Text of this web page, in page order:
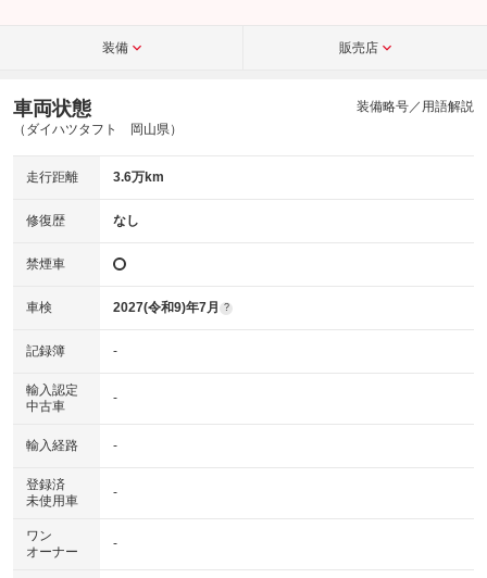
装備 販売店
車両状態
（ダイハツタフト 岡山県）
装備略号／用語解説
走行距離 3.6万km
修復歴 なし
禁煙車
車検 2027(令和9)年7月 ?
記録簿 -
輸入認定
中古車
-
輸入経路 -
登録済
未使用車
-
ワン
オーナー
-